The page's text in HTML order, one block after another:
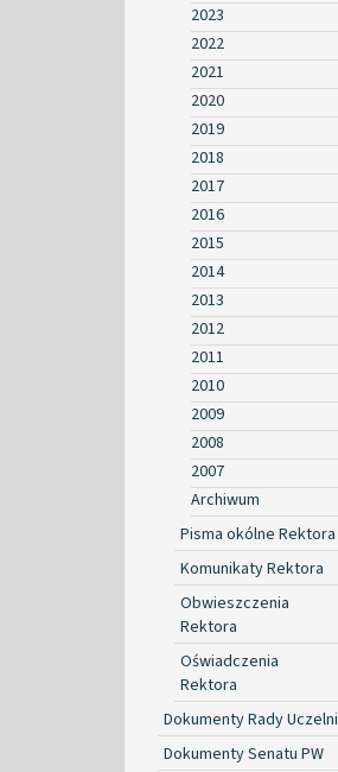
2023
2022
2021
2020
2019
2018
2017
2016
2015
2014
2013
2012
2011
2010
2009
2008
2007
Archiwum
Pisma okólne Rektora
Komunikaty Rektora
Obwieszczenia
Rektora
Oświadczenia
Rektora
Dokumenty Rady Uczelni
Dokumenty Senatu PW